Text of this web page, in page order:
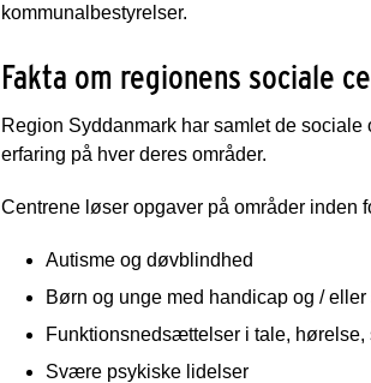
kommunalbestyrelser.
Fakta om regionens sociale
Region Syddanmark har samlet de
erfaring på hver deres områder.
Centrene løser opgaver på områder inden
Autisme og døvblindhed
Børn og unge med handicap og /
Funktionsnedsættelser i tale, hørelse,
Svære psykiske lidelser